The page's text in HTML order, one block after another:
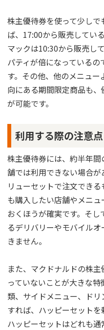
株主優待券を使って少し
ば、17:00から販売してい
マックは10:30から販売し
パティが倍になっている
す。その他、他のメニュ
向にある期間限定商品も
が可能です。
利用する際の注意点
株主優待券には、約半年
舗では利用できない場合
リューセットで注文でき
も購入したい店舗やメニ
おくほうが確実です。そ
るデリバリーやモバイル
きません。
また、マクドナルドの株
っていないことが大きな
類、サイドメニュー、ド
すれば、ハッピーセットを
ハッピーセットはどれも